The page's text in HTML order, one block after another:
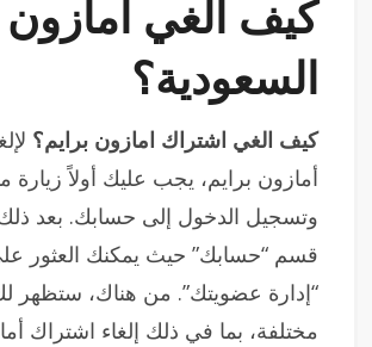
كيف الغي امازون
السعودية؟
كيف الغي اشتراك امازون برايم؟
أمازون برايم، يجب عليك أولاً زيارة
وتسجيل الدخول إلى حسابك. بعد
قسم “حسابك” حيث يمكنك العثور
“إدارة عضويتك”. من هناك، ستظهر
مختلفة، بما في ذلك إلغاء اشتراك